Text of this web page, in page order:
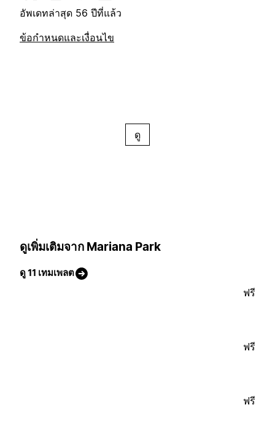
อัพเดทล่าสุด 56 ปีที่แล้ว
ข้อกำหนดและเงื่อนไข
ดู
ดูเพิ่มเติมจาก Mariana Park
ดู 11 เทมเพลต
ฟรี
ฟรี
ฟรี